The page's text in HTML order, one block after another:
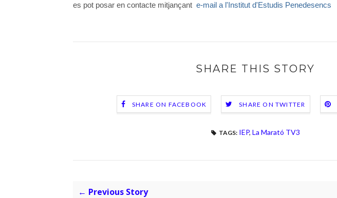
es pot posar en contacte mitjançant e-mail a l'Institut d'Estudis Penedesencs
SHARE THIS STORY
SHARE ON FACEBOOK SHARE ON TWITTER
TAGS: IEP, La Marató TV3
← Previous Story